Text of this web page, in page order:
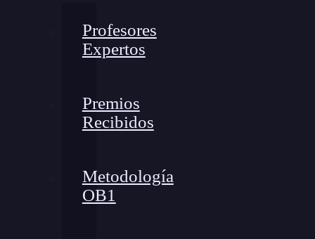
Profesores
Expertos
Premios
Recibidos
Metodología
OB1